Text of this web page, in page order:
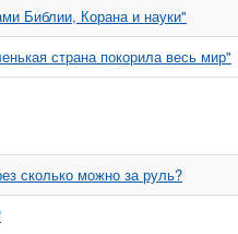
Библии, Корана и науки"
страна покорила весь мир"
сколько можно за руль?